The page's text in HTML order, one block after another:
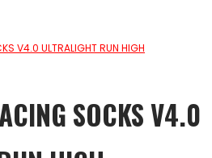
V4.0 ULTRALIGHT RUN HIGH
SOCKS V4.0